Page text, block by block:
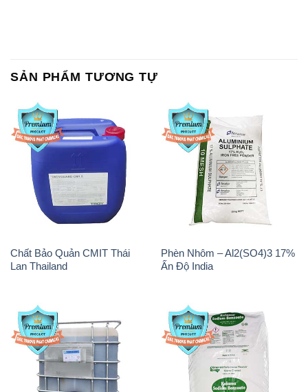
SẢN PHẨM TƯƠNG TỰ
Chất Bảo Quản CMIT Thái
Lan Thailand
Phèn Nhôm – Al2(SO4)3 17%
Ấn Độ India